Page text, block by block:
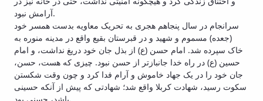
آرامش نبود.
سرانجام در سال پنجاهم هجری به تحریک معاویه بدست همسر خود
(جعده) مسموم و شهید و در قبرستان بقیع واقع در مدینه منوره به
خاک سپرده شد. امام حسن (ع) از بذل جان خود دریغ نداشت، و امام
حسین (ع) در راه خدا جانبازتر از حسن نبود. چیزی که هست، حسن،
جان خود را در یک جهاد خاموش و آرام فدا کرد و چون وقت شکستن
سکوت رسید، شهادت کربلا واقع شد؛ شهادتی که پیش از آنکه حسینی
باشد، حسنی بود.